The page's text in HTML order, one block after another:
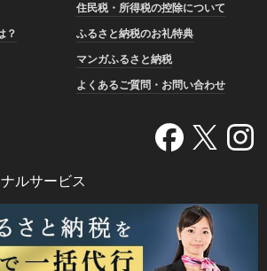
住民税・所得税の控除について
？
ふるさと納税のお礼特典
マンガふるさと納税
よくあるご質問・お問い合わせ
ルサービス